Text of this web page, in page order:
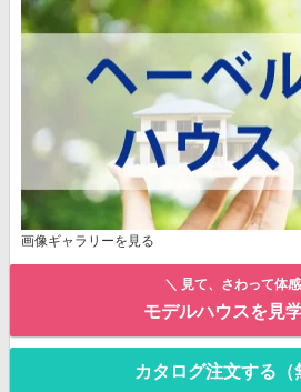
画像ギャラリーを見る
＼ 見て、さわって体
モデルハウスを見
カタログ注文する（